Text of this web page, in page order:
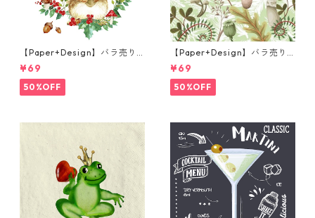
【Paper+Design】バラ売り2
枚 ランチサイズ ペーパーナプ
キン Forest Squirrel ホワイ
ト
¥69
50%OFF
【Paper+Design】バラ売り2
枚 ランチサイズ ペーパーナプ
キン Forest Fungi グリーン
¥69
50%OFF